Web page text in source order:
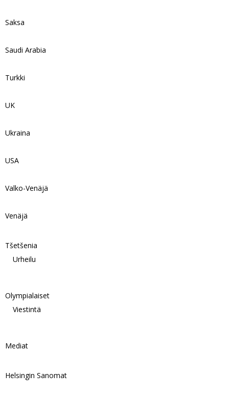
Saksa
Saudi Arabia
Turkki
UK
Ukraina
USA
Valko-Venäjä
Venäjä
Tšetšenia
Urheilu
Olympialaiset
Viestintä
Mediat
Helsingin Sanomat